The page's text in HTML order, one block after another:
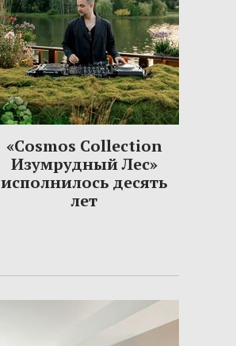
«Cosmos Collection
Изумрудный Лес»
исполнилось десять
лет